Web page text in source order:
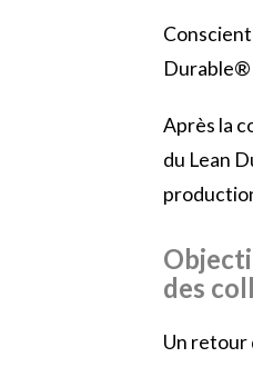
Durable®
Après la
du Lean
des
Un retour